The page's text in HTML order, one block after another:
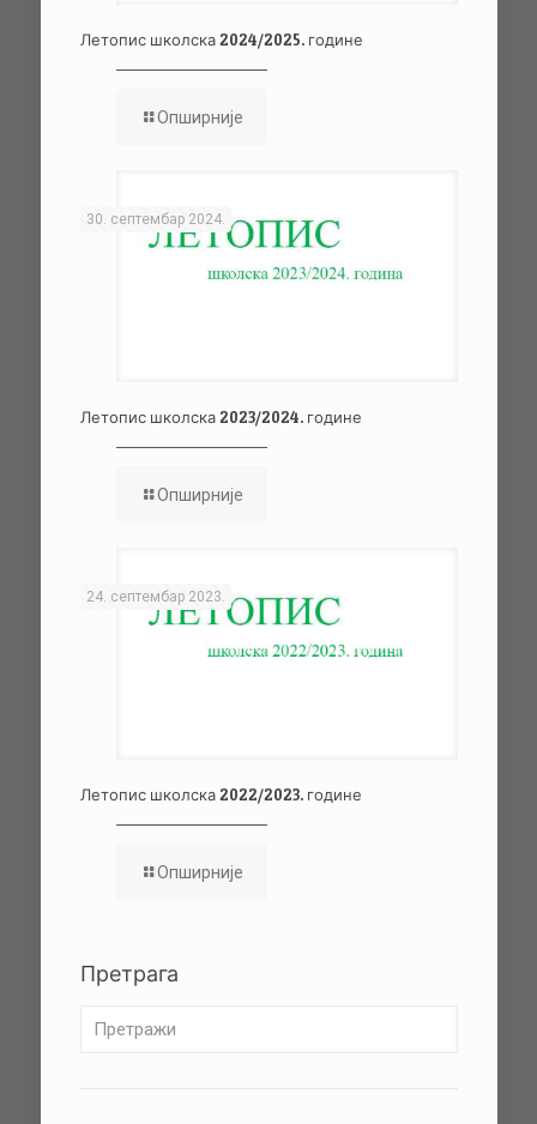
Летопис школска 2024/2025. године
Опширније
30. септембар 2024.
Летопис школска 2023/2024. године
Опширније
24. септембар 2023.
Летопис школска 2022/2023. године
Опширније
Претрага